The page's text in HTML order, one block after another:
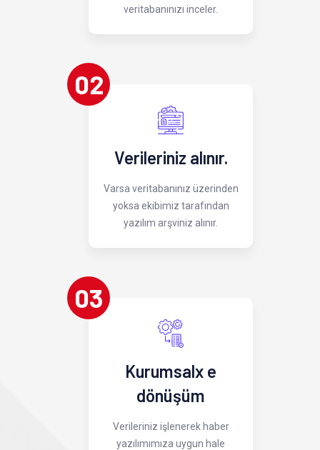
veritabanınızı inceler.
02
Verileriniz alınır.
Varsa veritabanınız üzerinden
yoksa ekibimiz tarafından
yazılım arşviniz alınır.
03
Kurumsalx e
dönüşüm
Verileriniz işlenerek haber
yazılımımıza uygun hale